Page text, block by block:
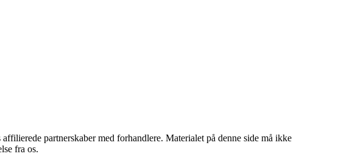
partnerskaber med forhandlere. Materialet på denne side må ikke
fra os.